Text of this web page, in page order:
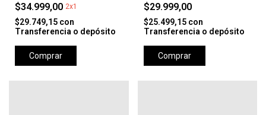
$34.999,00 2x1
$29.749,15 con
Transferencia o depósito
Comprar
$29.999,00
$25.499,15 con
Transferencia o depósito
Comprar